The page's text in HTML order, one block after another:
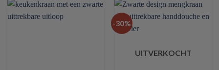
-30%
UITVERKOCHT